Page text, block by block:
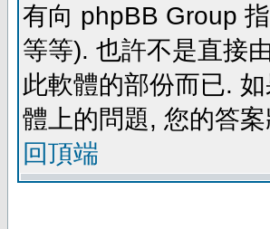
有向 phpBB Group
等等). 也許不是直接
此軟體的部份而已.
體上的問題, 您的答
回頂端